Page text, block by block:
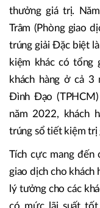
thưởng giá trị.
Trâm (Phòng giao
trúng giải Đặc biệt
kiệm khác có tổng
khách hàng ở cả 3
Đình Đạo
năm 2022, khách
trúng sổ tiết kiệm
Tích cực mang đến
giao dịch cho khách
lý tưởng cho các
có mức lãi suất